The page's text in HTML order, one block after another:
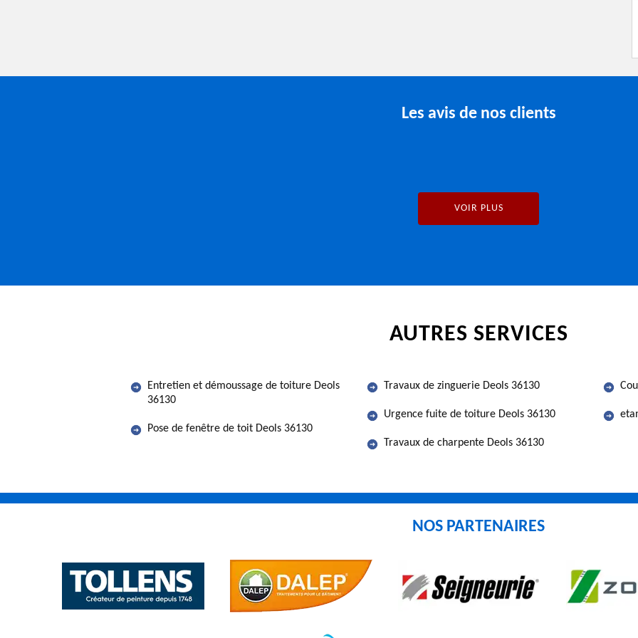
Les avis de nos clients
VOIR PLUS
AUTRES SERVICES
Entretien et démoussage de toiture Deols
36130
Pose de fenêtre de toit Deols 36130
Travaux de zinguerie Deols 36130
Urgence fuite de toiture Deols 36130
Travaux de charpente Deols 36130
NOS PARTENAIRES